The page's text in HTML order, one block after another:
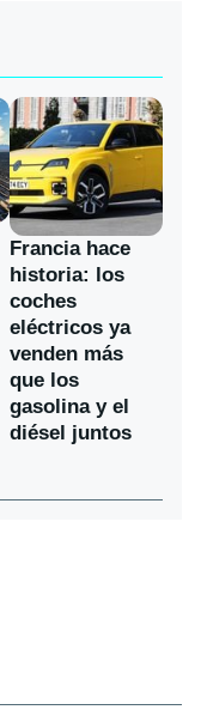
Francia hace
historia: los
coches
eléctricos ya
venden más
que los
gasolina y el
diésel juntos